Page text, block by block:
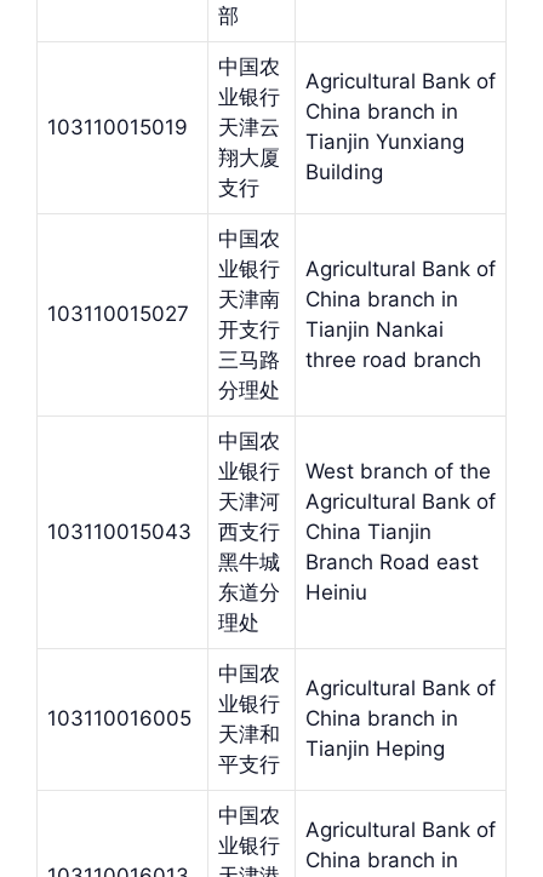
部
103110015019
中国农
业银行
天津云
翔大厦
支行
Agricultural Bank of
China branch in
Tianjin Yunxiang
Building
103110015027
中国农
业银行
天津南
开支行
三马路
分理处
Agricultural Bank of
China branch in
Tianjin Nankai
three road branch
103110015043
中国农
业银行
天津河
西支行
黑牛城
东道分
理处
West branch of the
Agricultural Bank of
China Tianjin
Branch Road east
Heiniu
103110016005
中国农
业银行
天津和
平支行
Agricultural Bank of
China branch in
Tianjin Heping
中国农
业银行
Agricultural Bank of
China branch in